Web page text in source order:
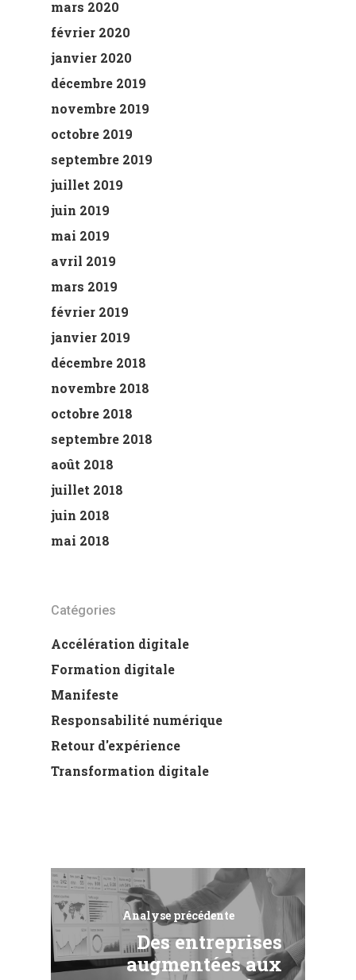
mars 2020
février 2020
janvier 2020
décembre 2019
novembre 2019
octobre 2019
septembre 2019
juillet 2019
juin 2019
mai 2019
avril 2019
mars 2019
février 2019
janvier 2019
décembre 2018
novembre 2018
octobre 2018
septembre 2018
août 2018
juillet 2018
juin 2018
mai 2018
Catégories
Accélération digitale
Formation digitale
Manifeste
Responsabilité numérique
Retour d'expérience
Transformation digitale
Analyse précédente
Des entreprises
augmentées aux